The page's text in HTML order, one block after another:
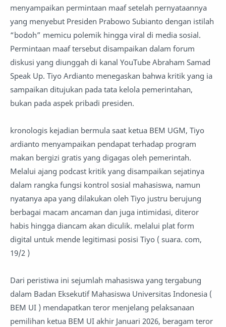
menyampaikan permintaan maaf setelah pernyataannya
yang menyebut Presiden Prabowo Subianto dengan istilah
“bodoh” memicu polemik hingga viral di media sosial.
Permintaan maaf tersebut disampaikan dalam forum
diskusi yang diunggah di kanal YouTube Abraham Samad
Speak Up. Tiyo Ardianto menegaskan bahwa kritik yang ia
sampaikan ditujukan pada tata kelola pemerintahan,
bukan pada aspek pribadi presiden.
kronologis kejadian bermula saat ketua BEM UGM, Tiyo
ardianto menyampaikan pendapat terhadap program
makan bergizi gratis yang digagas oleh pemerintah.
Melalui ajang podcast kritik yang disampaikan sejatinya
dalam rangka fungsi kontrol sosial mahasiswa, namun
nyatanya apa yang dilakukan oleh Tiyo justru berujung
berbagai macam ancaman dan juga intimidasi, diteror
habis hingga diancam akan diculik. melalui plat form
digital untuk mende legitimasi posisi Tiyo ( suara. com,
19/2 )
Dari peristiwa ini sejumlah mahasiswa yang tergabung
dalam Badan Eksekutif Mahasiswa Universitas Indonesia (
BEM UI ) mendapatkan teror menjelang pelaksanaan
pemilihan ketua BEM UI akhir Januari 2026, beragam teror